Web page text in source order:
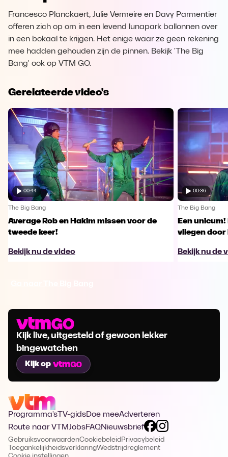
Francesco Planckaert, Julie Vermeire en Davy Parmentier
offeren zich op om in een levend lunapark ballonnen over
in een bokaal te krijgen. Het enige waar ze geen rekening
mee hadden gehouden zijn de pinnen. Bekijk 'The Big
Bang' ook op VTM GO.
Gerelateerde video's
00:44
The Big Bang
Average Rob en Hakim missen voor de
tweede keer!
Bekijk nu de video
00:36
The Big Bang
Een
vliegen
Bekijk nu de
Kijk live, uitgesteld of gewoon lekker
bingewatchen
Kijk op
Programma's TV-gidsDoe meeAdverteren
Route naar VTMJobsFAQNieuwsbrief
GebruiksvoorwaardenCookiebeleid Privacybeleid
ToegankelijkheidsverklaringWedstrijdreglement